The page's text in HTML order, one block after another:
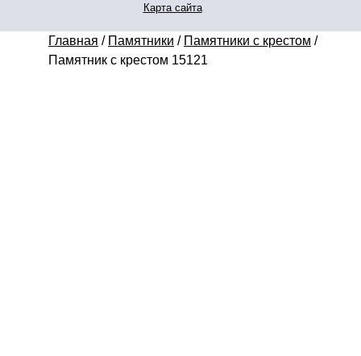
Карта сайта
Главная / Памятники / Памятники с крестом /
Памятник с крестом 15121